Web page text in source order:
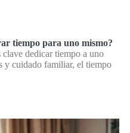
tiempo para uno mismo?
dedicar tiempo a uno
y cuidado familiar, el tiempo